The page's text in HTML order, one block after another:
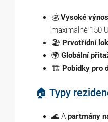
💰 Vysoké
maximálně 150
🏖️ Prvotřídní
🌍 Globální
🏗️ Pobídky pro
🏠 Typy
🌊 A partmány